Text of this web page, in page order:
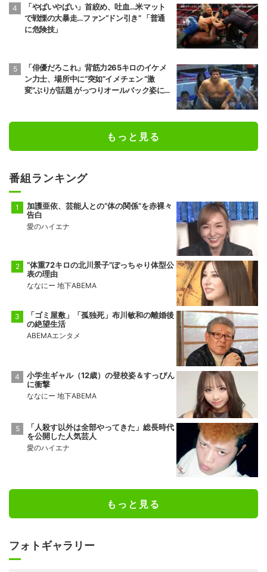
「やばいやばい」首絞め、吐血…米マット
で戦慄の大暴走…ファン“ドン引き” 「普通
に危険技」
「俳優だろこれ」背筋力265キロのイケメ
ン力士、場所中に“突如”イメチェン “激
変”ぶりが話題 がっつりオールバック姿に
もっと見る
番組ランキング
加護亜依、芸能人との“体の関係”を赤裸々
告白
愛のハイエナ
“体重72キロの北川景子”ぽっちゃり体型公
表の理由
ななにー 地下ABEMA
「ゴミ屋敷」「孤独死」布川敏和の離婚後
の絶望生活
ABEMAエンタメ
小学生ギャル（12歳）の登校姿＆すっぴん
に衝撃
ななにー 地下ABEMA
「人殺す以外は全部やってきた」総長時代
を公開した人気芸人
愛のハイエナ
もっと見る
フォトギャラリー